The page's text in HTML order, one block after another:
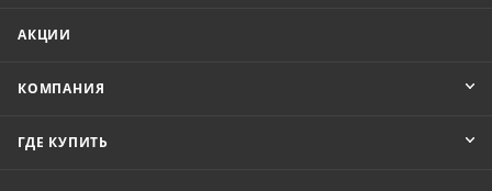
АКЦИИ
КОМПАНИЯ
ГДЕ КУПИТЬ